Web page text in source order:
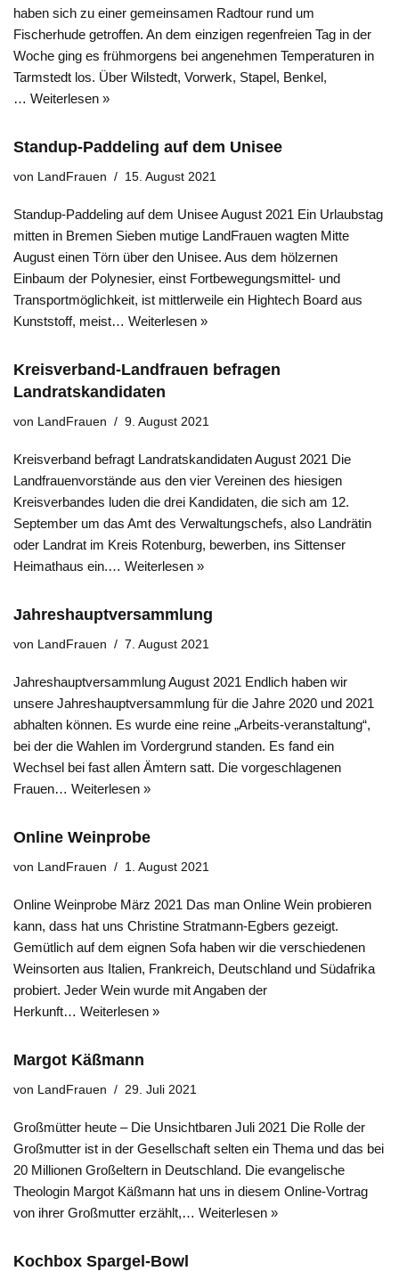
haben sich zu einer gemeinsamen Radtour rund um
Fischerhude getroffen. An dem einzigen regenfreien Tag in der
Woche ging es frühmorgens bei angenehmen Temperaturen in
Tarmstedt los. Über Wilstedt, Vorwerk, Stapel, Benkel,
… Weiterlesen »
Standup-Paddeling auf dem Unisee
von LandFrauen 15. August 2021
Standup-Paddeling auf dem Unisee August 2021 Ein Urlaubstag
mitten in Bremen Sieben mutige LandFrauen wagten Mitte
August einen Törn über den Unisee. Aus dem hölzernen
Einbaum der Polynesier, einst Fortbewegungsmittel- und
Transportmöglichkeit, ist mittlerweile ein Hightech Board aus
Kunststoff, meist… Weiterlesen »
Kreisverband-Landfrauen befragen
Landratskandidaten
von LandFrauen 9. August 2021
Kreisverband befragt Landratskandidaten August 2021 Die
Landfrauenvorstände aus den vier Vereinen des hiesigen
Kreisverbandes luden die drei Kandidaten, die sich am 12.
September um das Amt des Verwaltungschefs, also Landrätin
oder Landrat im Kreis Rotenburg, bewerben, ins Sittenser
Heimathaus ein.… Weiterlesen »
Jahreshauptversammlung
von LandFrauen 7. August 2021
Jahreshauptversammlung August 2021 Endlich haben wir
unsere Jahreshauptversammlung für die Jahre 2020 und 2021
abhalten können. Es wurde eine reine „Arbeits-veranstaltung“,
bei der die Wahlen im Vordergrund standen. Es fand ein
Wechsel bei fast allen Ämtern satt. Die vorgeschlagenen
Frauen… Weiterlesen »
Online Weinprobe
von LandFrauen 1. August 2021
Online Weinprobe März 2021 Das man Online Wein probieren
kann, dass hat uns Christine Stratmann-Egbers gezeigt.
Gemütlich auf dem eignen Sofa haben wir die verschiedenen
Weinsorten aus Italien, Frankreich, Deutschland und Südafrika
probiert. Jeder Wein wurde mit Angaben der
Herkunft… Weiterlesen »
Margot Käßmann
von LandFrauen 29. Juli 2021
Großmütter heute – Die Unsichtbaren Juli 2021 Die Rolle der
Großmutter ist in der Gesellschaft selten ein Thema und das bei
20 Millionen Großeltern in Deutschland. Die evangelische
Theologin Margot Käßmann hat uns in diesem Online-Vortrag
von ihrer Großmutter erzählt,… Weiterlesen »
Kochbox Spargel-Bowl